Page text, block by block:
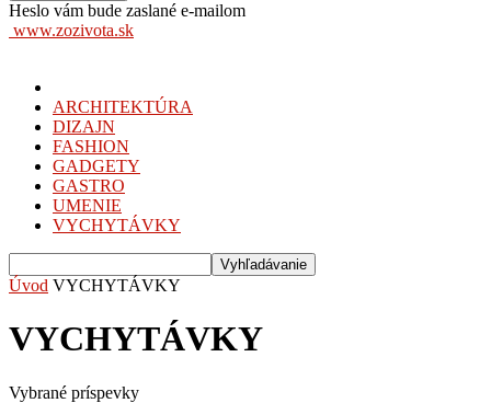
Heslo vám bude zaslané e-mailom
www.zozivota.sk
ARCHITEKTÚRA
DIZAJN
FASHION
GADGETY
GASTRO
UMENIE
VYCHYTÁVKY
Úvod VYCHYTÁVKY
VYCHYTÁVKY
Vybrané príspevky